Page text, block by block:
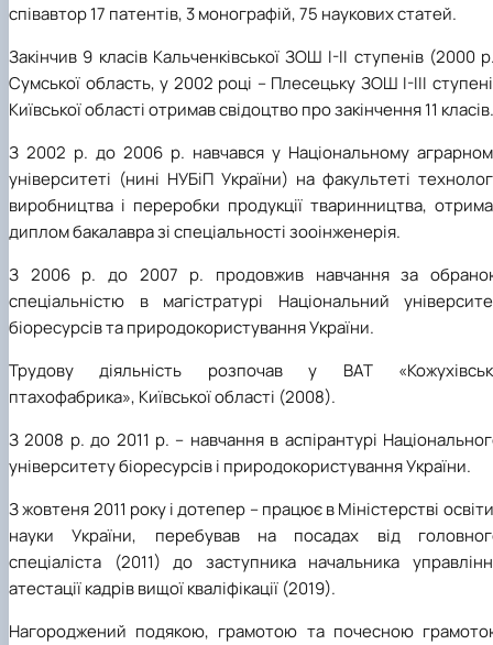
співавтор 17 патентів, 3 монографій, 75 наукових статей.
Закінчив 9 класів Кальченківської ЗОШ І-ІІ ступенів (2000
Сумської область, у 2002 році – Плесецьку ЗОШ І-ІІІ
Київської області отримав свідоцтво про закінчення 11 класів.
З 2002 р. до 2006 р. навчався у Національному
університеті (нині НУБіП України) на факультеті
виробництва і переробки продукції тваринництва,
диплом бакалавра зі спеціальності зооінженерія.
З 2006 р. до 2007 р. продовжив навчання за
спеціальністю в магістратурі Національний
біоресурсів та природокористування України.
Трудову діяльність розпочав у ВАТ
птахофабрика», Київської області (2008).
З 2008 р. до 2011 р. – навчання в аспірантурі
університету біоресурсів і природокористування України.
З жовтеня 2011 року і дотепер – працює в Міністерстві освіти
науки України, перебував на посадах від
спеціаліста (2011) до заступника начальника
атестації кадрів вищої кваліфікації (2019).
Нагороджений подякою, грамотою та почесною